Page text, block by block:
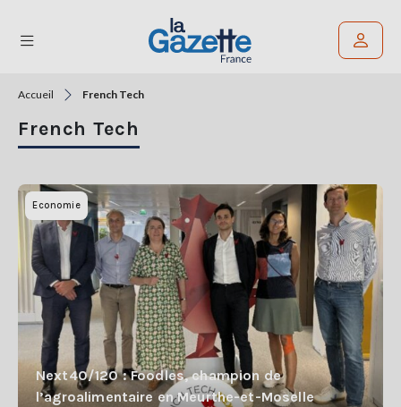
THÉMATIQUES
RÉGIONS
FORMATS
TENDANCES
SERVICES
LA
GAZETTE
Accueil French Tech
French Tech
Economie
Next40/120 : Foodles, champion de
l’agroalimentaire en Meurthe-et-Moselle